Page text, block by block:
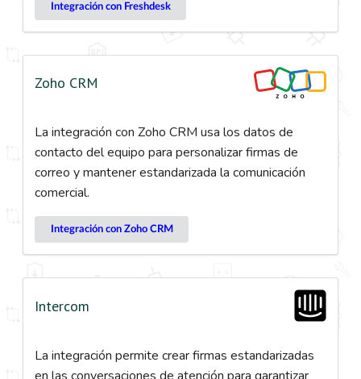
Integración con Freshdesk
Zoho CRM
La integración con Zoho CRM usa los datos de
contacto del equipo para personalizar firmas de
correo y mantener estandarizada la comunicación
comercial.
Integración con Zoho CRM
Intercom
La integración permite crear firmas estandarizadas